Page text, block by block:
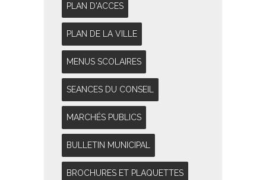
PLAN D'ACCES
PLAN DE LA VILLE
MENUS SCOLAIRES
SEANCES DU CONSEIL
MARCHÉS PUBLICS
BULLETIN MUNICIPAL
BROCHURES ET PLAQUETTES